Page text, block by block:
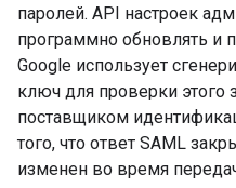
паролей. API настроек
программно обновлять и
Google использует
ключ для проверки этого
поставщиком
того, что ответ SAML
изменен во время